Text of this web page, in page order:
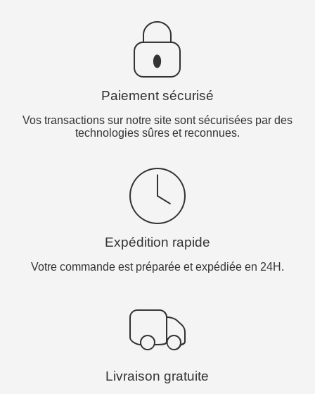
Paiement sécurisé
Vos transactions sur notre site sont sécurisées par des
technologies sûres et reconnues.
Expédition rapide
Votre commande est préparée et expédiée en 24H.
Livraison gratuite